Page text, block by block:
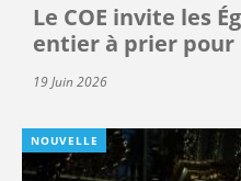
Le COE invite les
entier à prier pour
19 Juin 2026
NOUVELLE